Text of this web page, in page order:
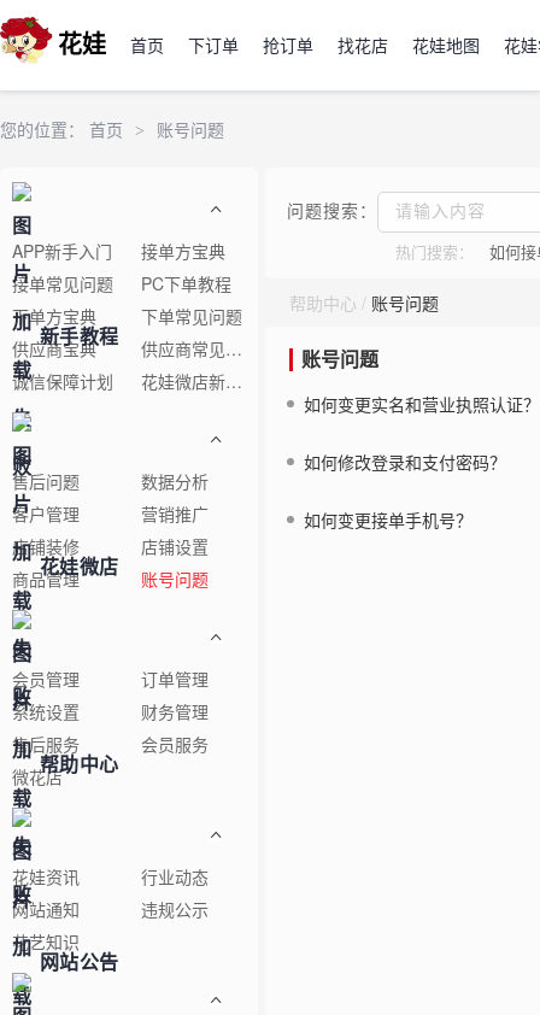
花娃 首页 下订单 抢订单 找花店 花娃地图 花
您的位置： 首页 > 账号问题
新手教程
APP新手入门
接单方宝典
接单常见问题
PC下单教程
下单方宝典
下单常见问题
供应商宝典
供应商常见问题
诚信保障计划
花娃微店新手教程
花娃微店
售后问题
数据分析
客户管理
营销推广
店铺装修
店铺设置
商品管理
账号问题
帮助中心
会员管理
订单管理
系统设置
财务管理
售后服务
会员服务
微花店
网站公告
花娃资讯
行业动态
网站通知
违规公示
花艺知识
问题搜索：
热门搜索： 如何接
帮助中心 / 账号问题
账号问题
如何变更实名和营业执照认证？
如何修改登录和支付密码？
如何变更接单手机号？